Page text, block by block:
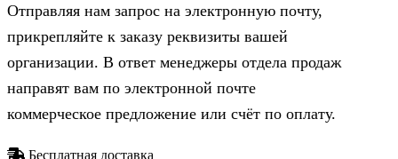
Отправляя нам запрос на электронную почту,
прикрепляйте к заказу реквизиты вашей
организации. В ответ менеджеры отдела продаж
направят вам по электронной почте
коммерческое предложение или счёт по оплату.
Бесплатная доставка